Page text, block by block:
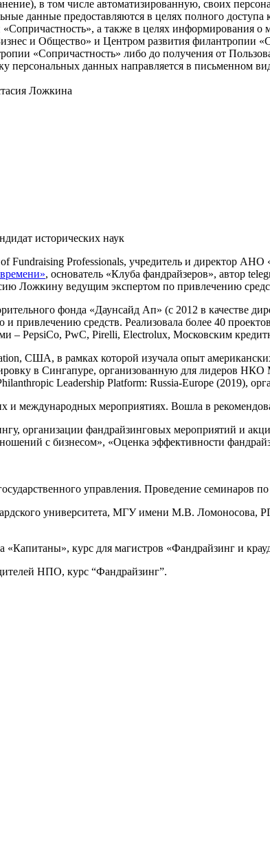
в том числе автоматизированную, своих
данные предоставляются в целях полного доступа
а также в целях информирования
и Общество» и Центром развития филантропии
«Сопричастность» либо до получения от
персональных данных направляется в письменном
Ложкина
исторических наук
Fundraising Professionals, учредитель и директор
, основатель «Клуба фандрайзеров», автор
Ложкину ведущим экспертом по привлечению
фонда «Даунсайд Ап» (с 2012 в качестве
привлечению средств. Реализовала более 40
– PepsiCo, PwC, Pirelli, Electrolux, Московским
США, в рамках которой изучала опыт
в Сингапуре, организованную для лидеров
Leadership Platform: Russia-Europe (2019),
и международных мероприятиях. Вошла в
организации фандрайзинговых мероприятий и
с бизнесом», «Оценка эффективности
управления. Проведение семинаров
университета, МГУ имени М.В.
курс для магистров «Фандрайзинг и
НПО, курс “Фандрайзинг”.